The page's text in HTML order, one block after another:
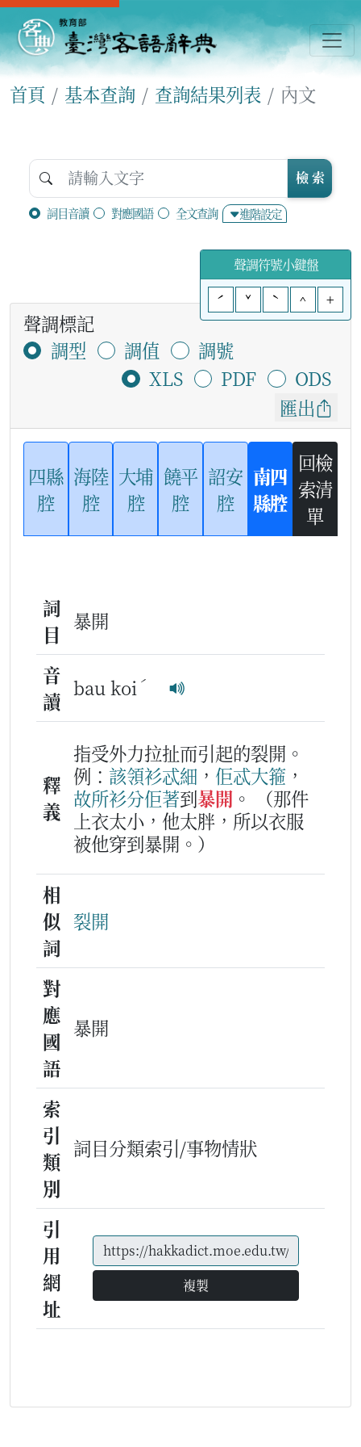
首頁 基本查詢 查詢結果列表 內文
詞目音讀 對應國語 全文查詢 進階設定
檢 索
聲調符號小鍵盤
ˊ
ˇ ˋ ^ +
聲調標記
調型
調值
調號
XLS
PDF
ODS
匯出
四縣
腔
海陸
腔
大埔
腔
饒平
腔
詔安
腔
南四
縣腔
回檢
索清
單
詞
目
暴開
音
讀
bau koi ˊ
釋
義
指受外力拉扯而引起的裂開。
例： 該領衫忒細 ， 佢忒大箍 ，
故所衫分佢著到暴開 。
（那件
上衣太小，他太胖，所以衣服
被他穿到暴開。）
相
似
詞
裂開
對
應
國
語
暴開
索
引
類
別
詞目分類索引/事物情狀
引
用
網
址
複製